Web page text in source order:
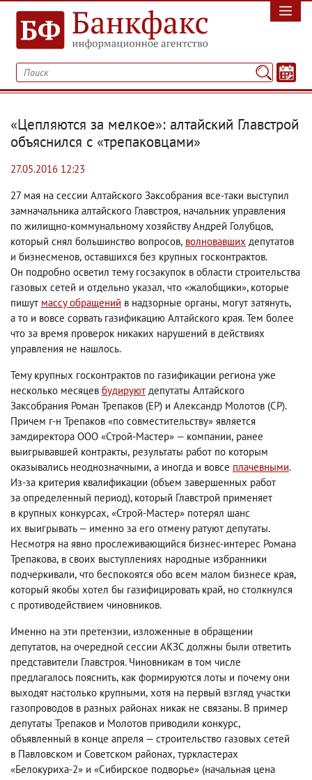
«Цепляются за мелкое»: алтайский Главстрой
объяснился с «трепаковцами»
27.05.2016 12:23
27 мая на сессии Алтайского Заксобрания все-таки выступил
замначальника алтайского Главстроя, начальник управления
по жилищно-коммунальному хозяйству Андрей Голубцов,
который снял большинство вопросов, волновавших депутатов
и бизнесменов, оставшихся без крупных госконтрактов.
Он подробно осветил тему госзакупок в области строительства
газовых сетей и отдельно указал, что «жалобщики», которые
пишут массу обращений в надзорные органы, могут затянуть,
а то и вовсе сорвать газификацию Алтайского края. Тем более
что за время проверок никаких нарушений в действиях
управления не нашлось.
Тему крупных госконтрактов по газификации региона уже
несколько месяцев будируют депутаты Алтайского
Заксобрания Роман Трепаков (ЕР) и Александр Молотов (СР).
Причем г-н Трепаков «по совместительству» является
замдиректора ООО «Строй-Мастер» — компании, ранее
выигрывавшей контракты, результаты работ по которым
оказывались неоднозначными, а иногда и вовсе плачевными.
Из-за критерия квалификации (объем завершенных работ
за определенный период), который Главстрой применяет
в крупных конкурсах, «Строй-Мастер» потерял шанс
их выигрывать — именно за его отмену ратуют депутаты.
Несмотря на явно прослеживающийся бизнес-интерес Романа
Трепакова, в своих выступлениях народные избранники
подчеркивали, что беспокоятся обо всем малом бизнесе края,
который якобы хотел бы газифицировать край, но столкнулся
с противодействием чиновников.
Именно на эти претензии, изложенные в обращении
депутатов, на очередной сессии АКЗС должны были ответить
представители Главстроя. Чиновникам в том числе
предлагалось пояснить, как формируются лоты и почему они
выходят настолько крупными, хотя на первый взгляд участки
газопроводов в разных районах никак не связаны. В пример
депутаты Трепаков и Молотов приводили конкурс,
объявленный в конце апреля — строительство газовых сетей
в Павловском и Советском районах, туркластерах
«Белокуриха-2» и «Сибирское подворье» (начальная цена